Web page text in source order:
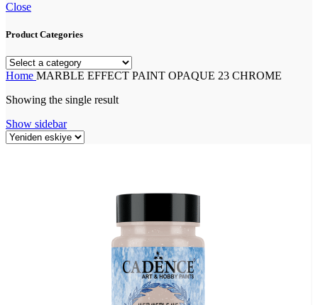
Close
Product Categories
Home MARBLE EFFECT PAINT OPAQUE 23 CHROME
Showing the single result
Show sidebar